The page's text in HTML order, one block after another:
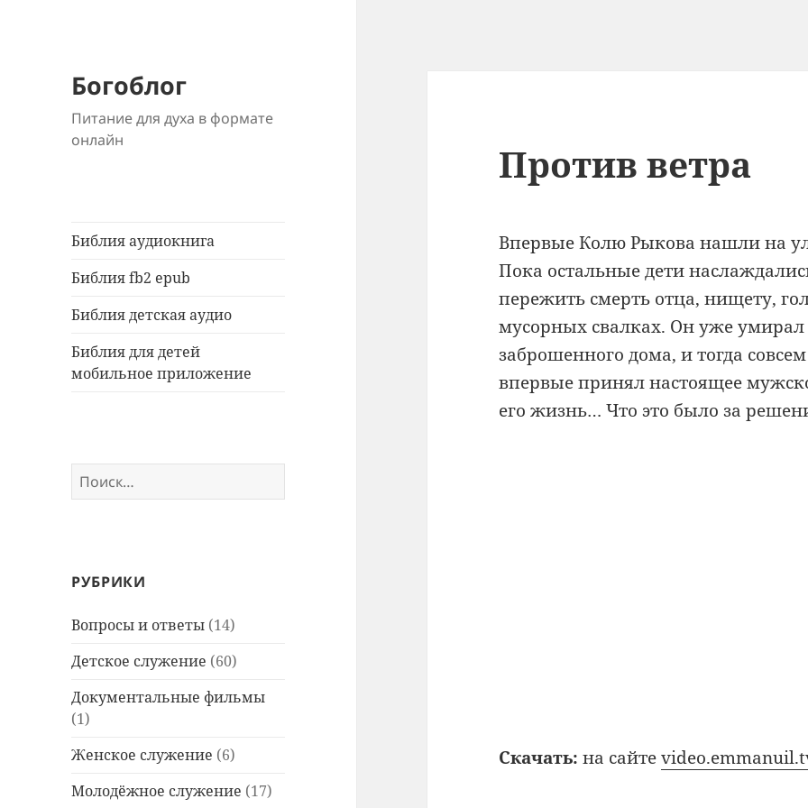
Богоблог
Питание для духа в формате
онлайн
Библия аудиокнига
Библия fb2 epub
Библия детская аудио
Библия для детей
мобильное приложение
Найти:
РУБРИКИ
Вопросы и ответы (14)
Детское служение (60)
Документальные фильмы
(1)
Женское служение (6)
Молодёжное служение (17)
Против ветра
Впервые Колю Рыкова нашли на
Пока остальные дети
пережить смерть отца, нищету,
мусорных свалках. Он уже
заброшенного дома, и тогда
впервые принял настоящее
его жизнь… Что это было за
Скачать: на сайте